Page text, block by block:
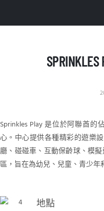
Sprinkles Play 是位於阿聯酋
心。中心提供各種精彩的遊樂
廳、碰碰車、互動保齡球、模
區，旨在為幼兒、兒童、青少年
地點